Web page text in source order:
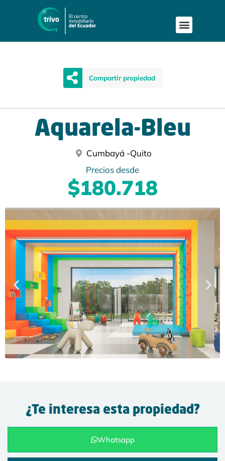
Compartir propiedad
Aquarela-Bleu
Cumbayá -Quito
Precios desde
$180.718
¿Te interesa esta propiedad?
Whatsapp